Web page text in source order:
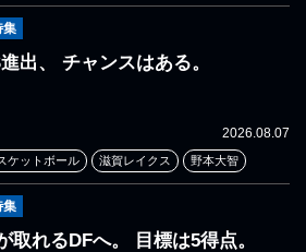
集
出、 チャンスはある。
2026.08.07
ケットボール 滋賀レイクス 野本大智
集
取れるDFへ。 目標は5得点。